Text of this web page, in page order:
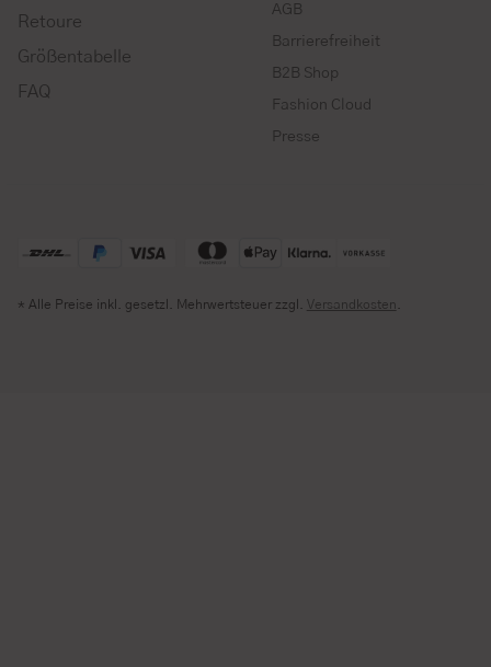
Retoure
Größentabelle
FAQ
AGB
Barrierefreiheit
B2B Shop
Fashion Cloud
Presse
* Alle Preise inkl. gesetzl. Mehrwertsteuer zzgl. Versandkosten